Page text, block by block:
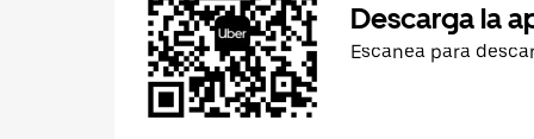
Descarga la
Escanea para